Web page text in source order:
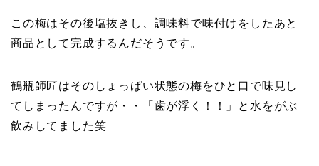
この梅はその後塩抜きし、調味料で味付けをしたあと
商品として完成するんだそうです。
鶴瓶師匠はそのしょっぱい状態の梅をひと口で味見し
てしまったんですが・・「歯が浮く！！」と水をがぶ
飲みしてました笑